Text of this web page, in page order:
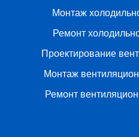
Монтаж
Ремонт
Проектирование
Монтаж
Ремонт